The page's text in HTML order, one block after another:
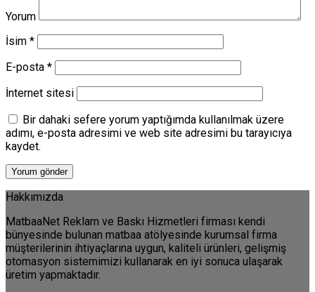
Yorum
İsim *
E-posta *
İnternet sitesi
Bir dahaki sefere yorum yaptığımda kullanılmak üzere
adımı, e-posta adresimi ve web site adresimi bu tarayıcıya
kaydet.
Hakkımızda
MatbaaNet Reklam ve Baskı Hizmetleri firması kendi
bünyesinde bulunan matbaa atölyesinde kurumsal firma
müşterilerinin ihtiyaçlarına uygun, kaliteli ürünleri, gelişmiş
otomasyon sistemimizi kullanarak en iyi sonuca ulaşarak
üretim yapmaktadır.